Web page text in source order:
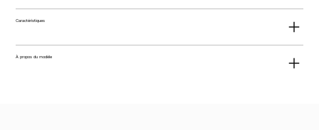
Caractéristiques
À propos du modèle